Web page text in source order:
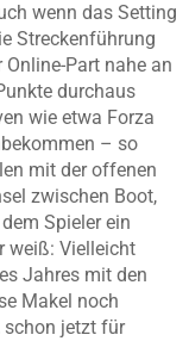
wenn das Setting
Streckenführung
Part nahe an
durchaus
wie etwa Forza
– so
mit der offenen
zwischen Boot,
Spieler ein
weiß: Vielleicht
Jahres mit den
Makel noch
schon jetzt für